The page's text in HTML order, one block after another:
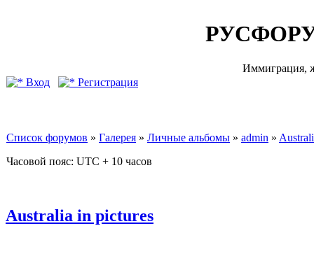
Иммиграция,
Вход
Регистрация
Список форумов » Галерея » Личные альбомы » admin »
Часовой пояс: UTC + 10 часов
Australia in pictures